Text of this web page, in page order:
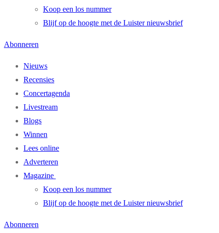
Koop een los nummer
Blijf op de hoogte met de Luister nieuwsbrief
Abonneren
Nieuws
Recensies
Concertagenda
Livestream
Blogs
Winnen
Lees online
Adverteren
Magazine
Koop een los nummer
Blijf op de hoogte met de Luister nieuwsbrief
Abonneren